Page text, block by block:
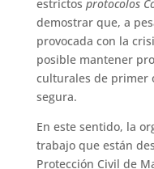
estrictos protocolos
demostrar que, a
provocada con la
posible mantener
culturales de primer
segura.
En este sentido, la
trabajo que están
Protección Civil de